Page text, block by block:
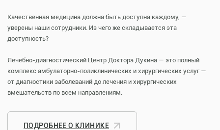
Качественная медицина должна быть доступна каждому, —
уверены наши сотрудники. Из чего же складывается эта
доступность?
Лечебно-диагностический Центр Доктора Дукина — это полный
комплекс амбулаторно-поликлинических и хирургических услуг —
от диагностики заболеваний до лечения и хирургических
вмешательств по всем направлениям.
ПОДРОБНЕЕ О КЛИНИКЕ